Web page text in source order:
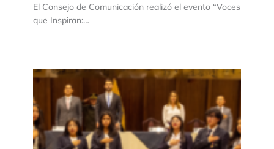
El Consejo de Comunicación realizó el evento “Voces
que Inspiran:…